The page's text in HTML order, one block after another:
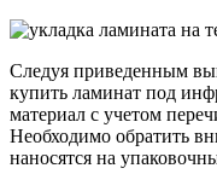
Следуя приведенным
купить ламинат под
материал с учетом
Необходимо обратить
наносятся на